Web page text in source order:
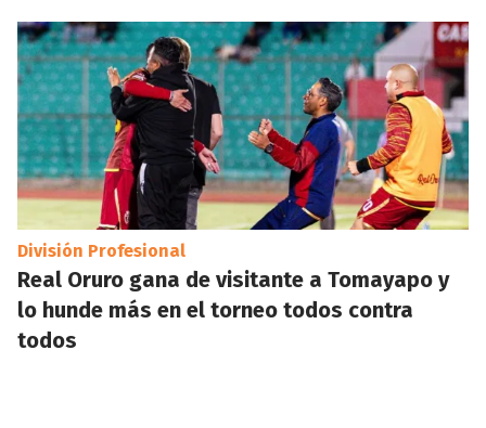
División Profesional
Real Oruro gana de visitante a Tomayapo y
lo hunde más en el torneo todos contra
todos